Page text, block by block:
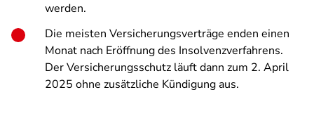
werden.
Die meisten Versicherungsverträge enden einen
Monat nach Eröffnung des Insolvenzverfahrens.
Der Versicherungsschutz läuft dann zum 2. April
2025 ohne zusätzliche Kündigung aus.